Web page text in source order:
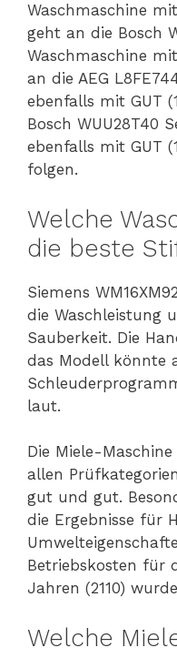
Waschmaschine
geht an die Bosch
Waschmaschine
an die AEG
ebenfalls mit GUT
Bosch WUU28T40
ebenfalls mit GUT
folgen.
Welche
die beste
Siemens
die Waschleistung
Sauberkeit. Die
das Modell könnte
laut.
Die Miele-
allen
gut und gut.
die Ergebnisse für
Betriebskosten für
Jahren (2110)
Welche